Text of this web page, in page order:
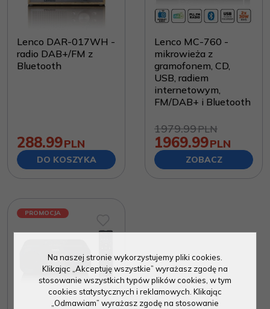
Lenco DAR-017WH -
radio DAB+/FM z
Bluetooth
288.99PLN
DO KOSZYKA
Lenco MC-760 -
mikrowieża z
gramofonem, CD,
USB, radiem
internetowym,
FM/DAB+ i Bluetooth
1979.99PLN
1969.99PLN
ZOBACZ
PROMOCJA
Na naszej stronie wykorzystujemy pliki cookies.
Klikając „Akceptuję wszystkie” wyrażasz zgodę na
stosowanie wszystkich typów plików cookies, w tym
cookies statystycznych i reklamowych. Klikając
„Odmawiam” wyrażasz zgodę na stosowanie